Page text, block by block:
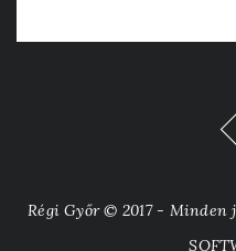
Régi Győr © 2017 - Minden